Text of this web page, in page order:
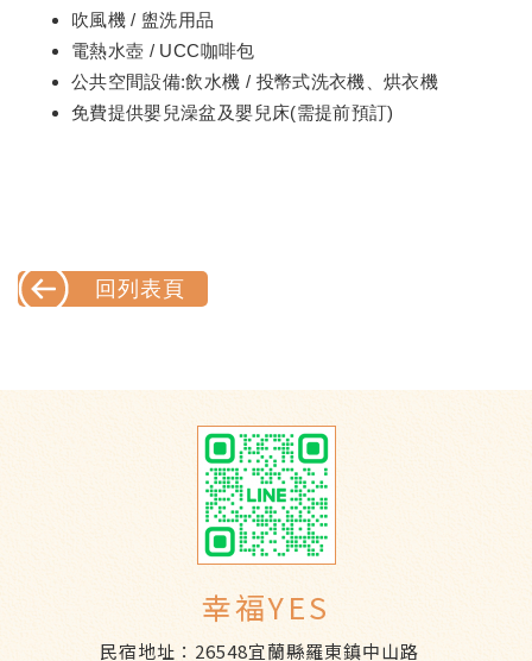
吹風機 / 盥洗用品
電熱水壺 / UCC咖啡包
公共空間設備:飲水機 / 投幣式洗衣機、烘衣機
免費提供嬰兒澡盆及嬰兒床(需提前預訂)
回列表頁
幸福YES
民宿地址： 26548宜蘭縣羅東鎮中山路